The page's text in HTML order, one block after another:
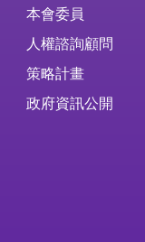
本會委員
人權諮詢顧問
策略計畫
政府資訊公開